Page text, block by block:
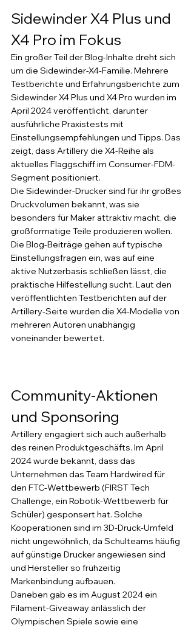
Sidewinder X4 Plus und
X4 Pro im Fokus
Ein großer Teil der Blog-Inhalte dreht sich
um die Sidewinder-X4-Familie. Mehrere
Testberichte und Erfahrungsberichte zum
Sidewinder X4 Plus und X4 Pro wurden im
April 2024 veröffentlicht, darunter
ausführliche Praxistests mit
Einstellungsempfehlungen und Tipps. Das
zeigt, dass Artillery die X4-Reihe als
aktuelles Flaggschiff im Consumer-FDM-
Segment positioniert.
Die Sidewinder-Drucker sind für ihr großes
Druckvolumen bekannt, was sie
besonders für Maker attraktiv macht, die
großformatige Teile produzieren wollen.
Die Blog-Beiträge gehen auf typische
Einstellungsfragen ein, was auf eine
aktive Nutzerbasis schließen lässt, die
praktische Hilfestellung sucht. Laut den
veröffentlichten Testberichten auf der
Artillery-Seite wurden die X4-Modelle von
mehreren Autoren unabhängig
voneinander bewertet.
Community-Aktionen
und Sponsoring
Artillery engagiert sich auch außerhalb
des reinen Produktgeschäfts. Im April
2024 wurde bekannt, dass das
Unternehmen das Team Hardwired für
den FTC-Wettbewerb (FIRST Tech
Challenge, ein Robotik-Wettbewerb für
Schüler) gesponsert hat. Solche
Kooperationen sind im 3D-Druck-Umfeld
nicht ungewöhnlich, da Schulteams häufig
auf günstige Drucker angewiesen sind
und Hersteller so frühzeitig
Markenbindung aufbauen.
Daneben gab es im August 2024 ein
Filament-Giveaway anlässlich der
Olympischen Spiele sowie eine